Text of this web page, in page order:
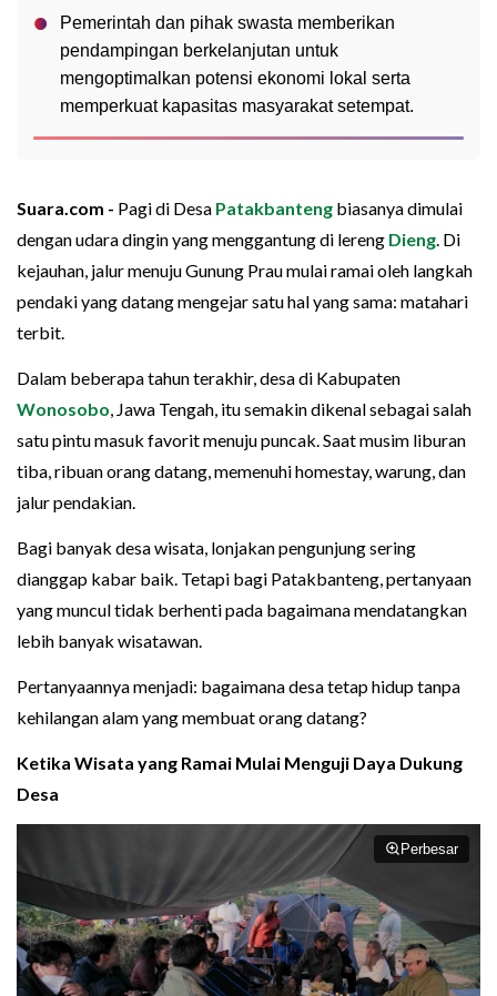
Pemerintah dan pihak swasta memberikan
pendampingan berkelanjutan untuk
mengoptimalkan potensi ekonomi lokal serta
memperkuat kapasitas masyarakat setempat.
Suara.com - Pagi di Desa Patakbanteng biasanya dimulai
dengan udara dingin yang menggantung di lereng Dieng . Di
kejauhan, jalur menuju Gunung Prau mulai ramai oleh langkah
pendaki yang datang mengejar satu hal yang sama: matahari
terbit.
Dalam beberapa tahun terakhir, desa di Kabupaten
Wonosobo , Jawa Tengah, itu semakin dikenal sebagai salah
satu pintu masuk favorit menuju puncak. Saat musim liburan
tiba, ribuan orang datang, memenuhi homestay, warung, dan
jalur pendakian.
Bagi banyak desa wisata, lonjakan pengunjung sering
dianggap kabar baik. Tetapi bagi Patakbanteng, pertanyaan
yang muncul tidak berhenti pada bagaimana mendatangkan
lebih banyak wisatawan.
Pertanyaannya menjadi: bagaimana desa tetap hidup tanpa
kehilangan alam yang membuat orang datang?
Ketika Wisata yang Ramai Mulai Menguji Daya Dukung
Desa
Perbesar